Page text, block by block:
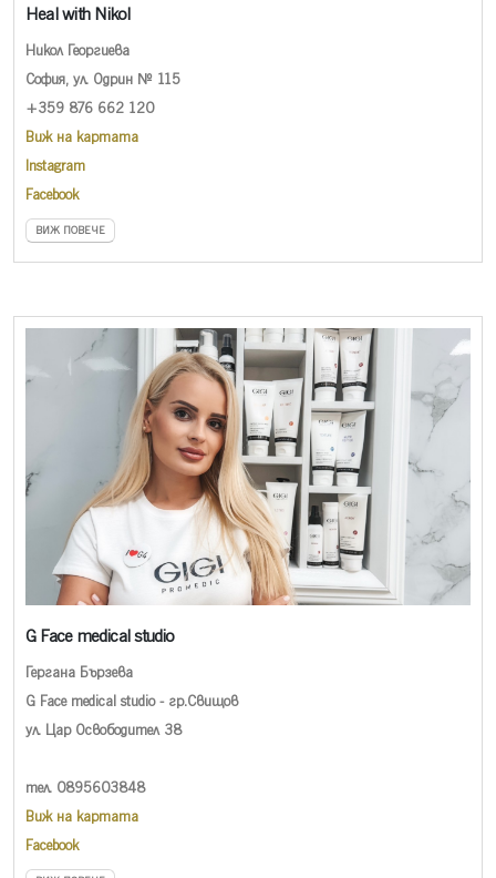
Heal with Nikol
Никол Георгиева
София, ул. Одрин № 115
+359 876 662 120
Виж на картата
Instagram
Facebook
ВИЖ ПОВЕЧЕ
G Face medical studio
Гергана Бързева
G Face medical studio - гр.Свищов
ул. Цар Освободител 38
тел. 0895603848
Виж на картата
Facebook